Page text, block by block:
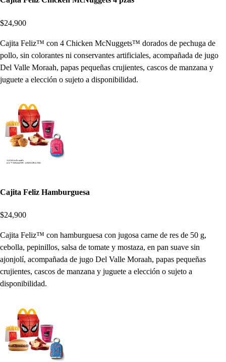
$24,900
Cajita Feliz™ con 4 Chicken McNuggets™ dorados de pechuga de
pollo, sin colorantes ni conservantes artificiales, acompañada de jugo
Del Valle Moraah, papas pequeñas crujientes, cascos de manzana y
juguete a elección o sujeto a disponibilidad.
Cajita Feliz Hamburguesa
$24,900
Cajita Feliz™ con hamburguesa con jugosa carne de res de 50 g,
cebolla, pepinillos, salsa de tomate y mostaza, en pan suave sin
ajonjolí, acompañada de jugo Del Valle Moraah, papas pequeñas
crujientes, cascos de manzana y juguete a elección o sujeto a
disponibilidad.